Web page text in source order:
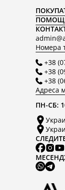
Номера
+38
+38
+38
Адреса
ПН-СБ: